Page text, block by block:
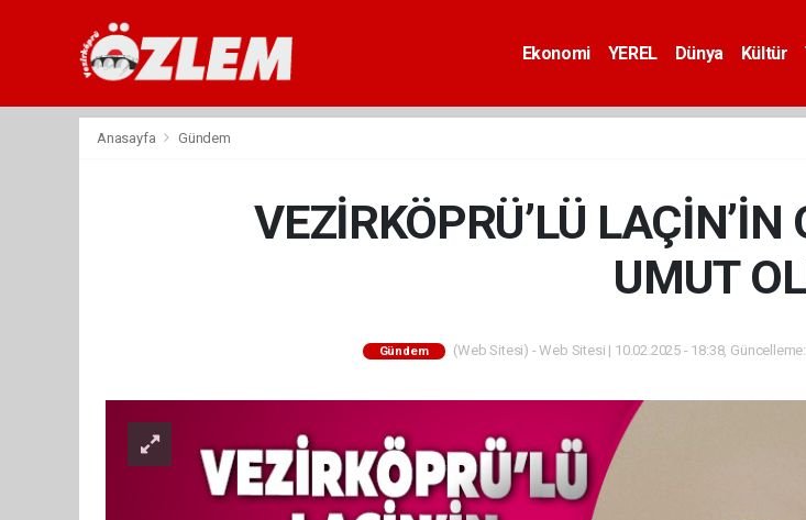
Ekonomi YEREL Dünya Kültür
Anasayfa Gündem
VEZİRKÖPRÜ’LÜ
UMUT
Gündem (Web Sitesi) - Web Sitesi | 10.02.2025 - 18:38,